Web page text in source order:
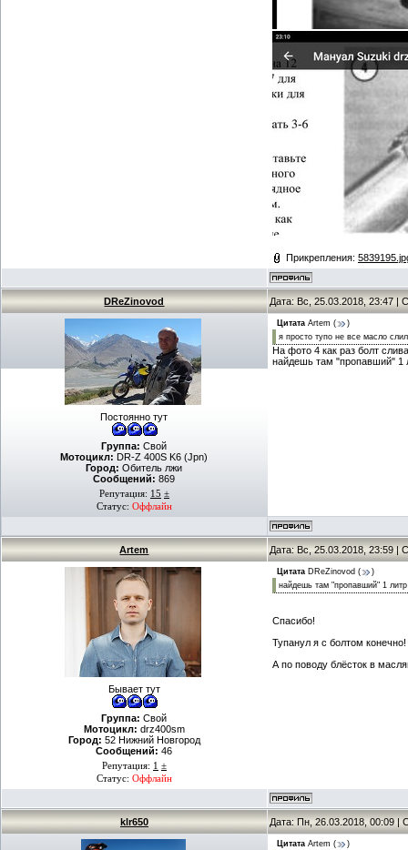
Прикрепления:
DReZinovod Дата: Вс, 25.03.2018, 23:47 |
Постоянно тут
Группа: Свой
Мотоцикл: DR-Z 400S K6 (Jpn)
Город: Обитель лжи
Сообщений: 869
Репутация: 15 ±
Статус: Оффлайн
Цитата Artem (
)
я просто тупо не все масло слил
На фото 4 как раз болт
найдешь там "пропавший" 1
Artem Дата: Вс, 25.03.2018, 23:59 |
Бывает тут
Группа: Свой
Мотоцикл: drz400sm
Город: 52 Нижний Новгород
Сообщений: 46
Репутация: 1 ±
Статус: Оффлайн
Цитата DReZinovod (
)
найдешь там "пропавший" 1
Спасибо!
Тупанул я с болтом конечно!
А по поводу блёсток в
klr650 Дата: Пн, 26.03.2018, 00:09 |
Цитата Artem (
)